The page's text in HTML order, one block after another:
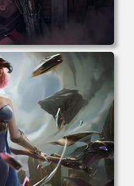
脑桌面 高清壁纸 壁纸